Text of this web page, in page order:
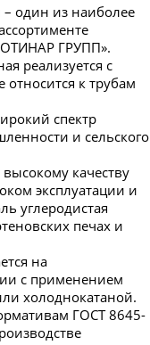
– один из наиболее
ГРУПП».
реализуется с
к трубам
спектр
и сельского
высокому качеству
эксплуатации и
углеродистая
печах и
на
с применением
холоднокатаной.
ГОСТ 8645-